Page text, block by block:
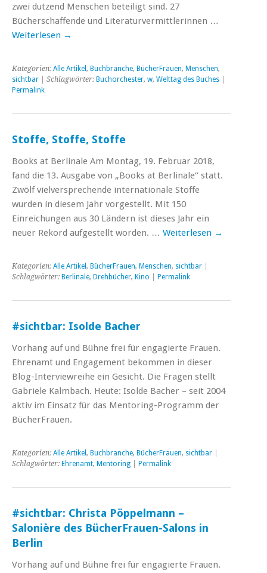
zwei dutzend Menschen beteiligt sind. 27
Bücherschaffende und Literaturvermittlerinnen …
Weiterlesen →
Kategorien: Alle Artikel , Buchbranche, BücherFrauen, Menschen,
sichtbar | Schlagwörter: Buchorchester, w, Welttag des Buches
Permalink
Stoffe, Stoffe, Stoffe
Books at Berlinale Am Montag, 19. Februar 2018,
fand die 13. Ausgabe von „Books at Berlinale“ statt.
Zwölf vielversprechende internationale Stoffe
wurden in diesem Jahr vorgestellt. Mit 150
Einreichungen aus 30 Ländern ist dieses Jahr ein
neuer Rekord aufgestellt worden. … Weiterlesen →
Kategorien: Alle Artikel , BücherFrauen, Menschen, sichtbar
Schlagwörter: Berlinale, Drehbücher, Kino Permalink
#sichtbar: Isolde Bacher
Vorhang auf und Bühne frei für engagierte Frauen.
Ehrenamt und Engagement bekommen in dieser
Blog-Interviewreihe ein Gesicht. Die Fragen stellt
Gabriele Kalmbach. Heute: Isolde Bacher – seit 2004
aktiv im Einsatz für das Mentoring-Programm der
BücherFrauen.
Kategorien: Alle Artikel , Buchbranche, BücherFrauen, sichtbar
Schlagwörter: Ehrenamt, Mentoring Permalink
#sichtbar: Christa Pöppelmann –
Salonière des BücherFrauen-Salons in
Berlin
Vorhang auf und Bühne frei für engagierte Frauen.